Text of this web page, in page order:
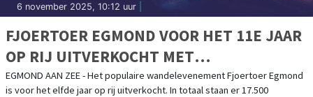
6 november 2025, 10:12 uur
FJOERTOER EGMOND VOOR HET 11E JAAR
OP RIJ UITVERKOCHT MET
RECORDAANTAL WANDELAARS
EGMOND AAN ZEE - Het populaire wandelevenement Fjoertoer Egmond
is voor het elfde jaar op rij uitverkocht. In totaal staan er 17.500